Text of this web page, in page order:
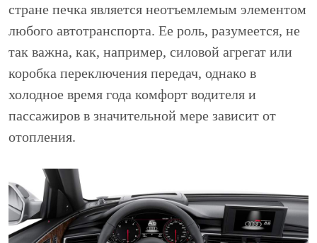
стране печка является неотъемлемым элементом
любого автотранспорта. Ее роль, разумеется, не
так важна, как, например, силовой агрегат или
коробка переключения передач, однако в
холодное время года комфорт водителя и
пассажиров в значительной мере зависит от
отопления.